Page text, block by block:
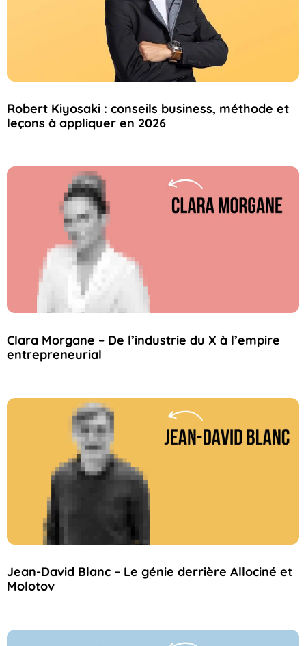
Robert Kiyosaki : conseils business, méthode et
leçons à appliquer en 2026
Clara Morgane – De l’industrie du X à l’empire
entrepreneurial
Jean-David Blanc – Le génie derrière Allociné et
Molotov